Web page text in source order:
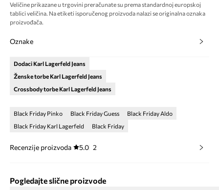
Veličine prikazane u trgovini preračunate su prema standardnoj europskoj
tablici veličina. Na etiketi isporučenog proizvoda nalazi se originalna oznaka
proizvođača.
Oznake
Dodaci Karl Lagerfeld Jeans
Ženske torbe Karl Lagerfeld Jeans
Crossbody torbe Karl Lagerfeld Jeans
Black Friday Pinko Black Friday Guess
Black Friday Aldo
Black Friday Karl Lagerfeld
Black Friday
Recenzije proizvoda 5.0 2
Pogledajte slične proizvode